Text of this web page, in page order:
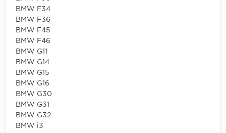
BMW F34
BMW F36
BMW F45
BMW F46
BMW G11
BMW G14
BMW G15
BMW G16
BMW G30
BMW G31
BMW G32
BMW i3